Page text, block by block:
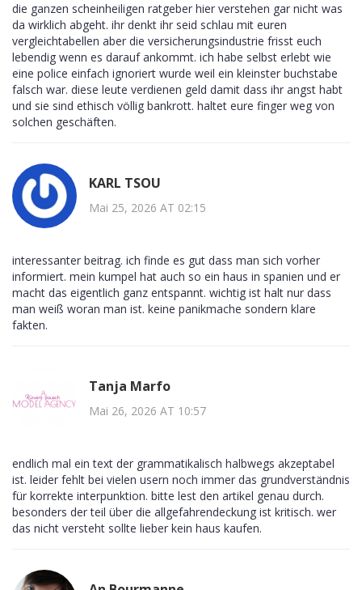
die ganzen scheinheiligen ratgeber hier verstehen gar nicht was
da wirklich abgeht. ihr denkt ihr seid schlau mit euren
vergleichtabellen aber die versicherungsindustrie frisst euch
lebendig wenn es darauf ankommt. ich habe selbst erlebt wie
eine police einfach ignoriert wurde weil ein kleinster buchstabe
falsch war. diese leute verdienen geld damit dass ihr angst habt
und sie sind ethisch völlig bankrott. haltet eure finger weg von
solchen geschäften.
KARL TSOU
Mai 25, 2026 AT 02:15
interessanter beitrag. ich finde es gut dass man sich vorher
informiert. mein kumpel hat auch so ein haus in spanien und er
macht das eigentlich ganz entspannt. wichtig ist halt nur dass
man weiß woran man ist. keine panikmache sondern klare
fakten.
Tanja Marfo
Mai 26, 2026 AT 10:57
endlich mal ein text der grammatikalisch halbwegs akzeptabel
ist. leider fehlt bei vielen usern noch immer das grundverständnis
für korrekte interpunktion. bitte lest den artikel genau durch.
besonders der teil über die allgefahrendeckung ist kritisch. wer
das nicht versteht sollte lieber kein haus kaufen.